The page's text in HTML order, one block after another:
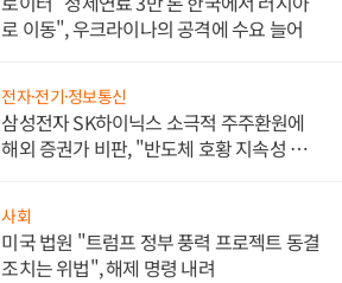
로 이동", 우크라이나의 공격에 수요 늘어
전자·전기·정보통신
삼성전자 SK하이닉스 소극적 주주환원에
해외 증권가 비판, "반도체 호황 지속성 의
사회
미국 법원 "트럼프 정부 풍력 프로젝트 동결
조치는 위법", 해제 명령 내려